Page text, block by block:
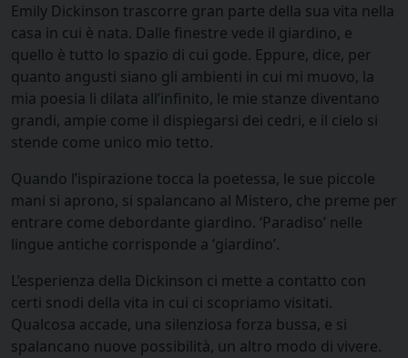
Emily Dickinson trascorre gran parte della sua vita nella
casa in cui è nata. Dalle finestre vede il giardino, e
quello è tutto lo spazio di cui gode. Eppure, dice, per
quanto angusti siano gli ambienti in cui mi muovo, la
mia poesia li dilata all’infinito, le mie stanze diventano
grandi, ampie come il dispiegarsi dei cedri, e il cielo si
stende come unico mio tetto.
Quando l’ispirazione tocca la poetessa, le sue piccole
mani si aprono, si spalancano al Mistero, che preme per
entrare come debordante giardino. ‘Paradiso’ nelle
lingue antiche corrisponde a ‘giardino’.
L’esperienza della Dickinson ci mette a contatto con
certi snodi della vita in cui ci scopriamo visitati.
Qualcosa accade, una silenziosa forza bussa, e si
spalancano nuove possibilità, un altro modo di vivere.